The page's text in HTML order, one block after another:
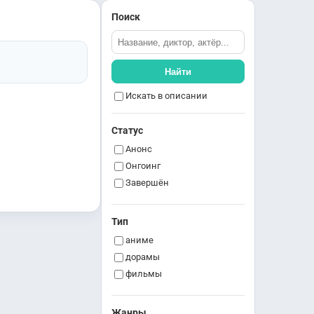
Поиск
Найти
Искать в описании
Статус
Анонс
Онгоинг
Завершён
Тип
аниме
дорамы
фильмы